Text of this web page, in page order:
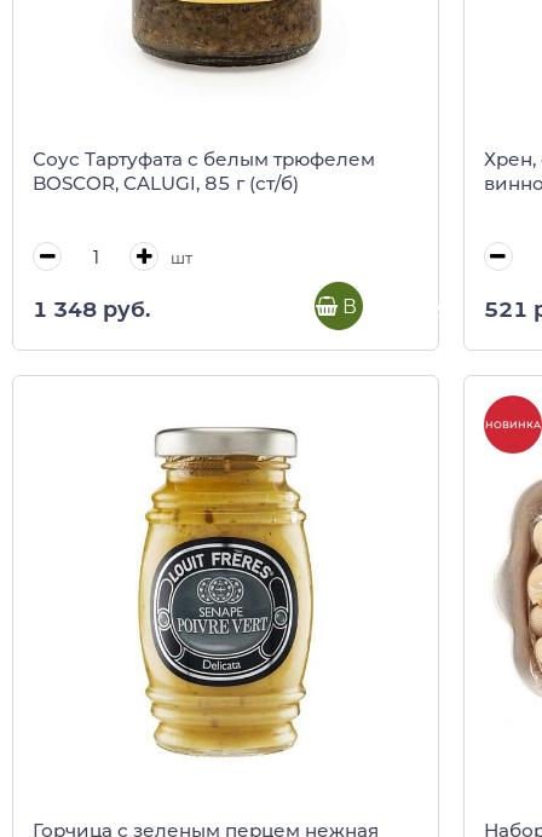
Соус Тартуфата с белым трюфелем
BOSCOR, CALUGI, 85 г (ст/б)
шт
1 348 руб. В корзину
Хрен,
521
Горчица с зеленым перцем нежная
НОВИНКА